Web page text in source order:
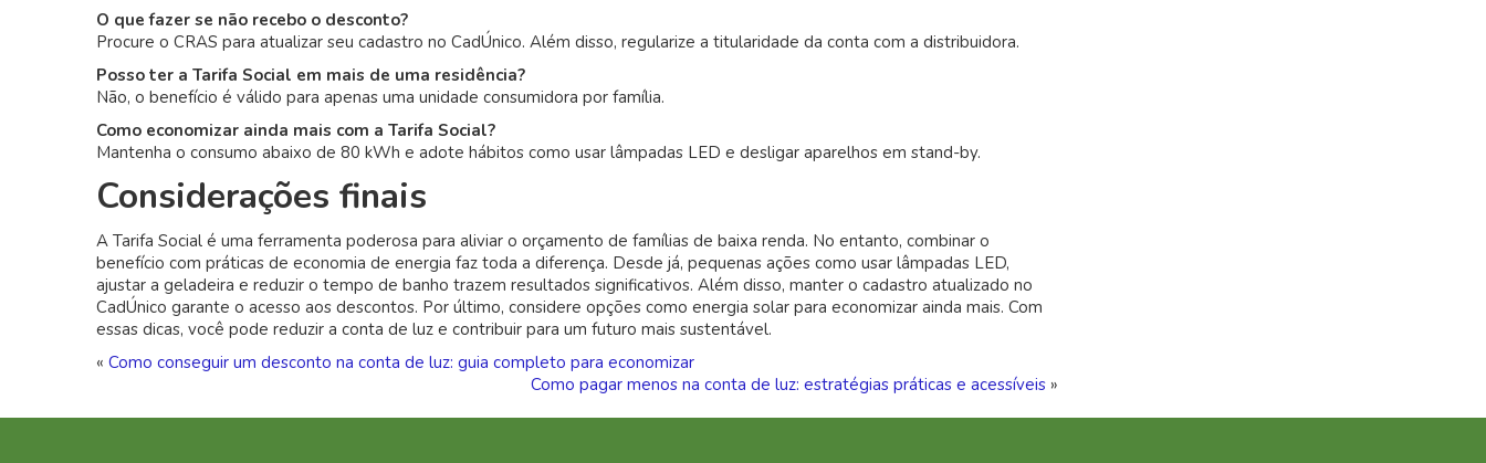
O que fazer se não recebo o desconto?
Procure o CRAS para atualizar seu cadastro no CadÚnico. Além disso, regularize a titularidade da conta com a distribuidora.
Posso ter a Tarifa Social em mais de uma residência?
Não, o benefício é válido para apenas uma unidade consumidora por família.
Como economizar ainda mais com a Tarifa Social?
Mantenha o consumo abaixo de 80 kWh e adote hábitos como usar lâmpadas LED e desligar aparelhos em stand-by.
Considerações finais
A Tarifa Social é uma ferramenta poderosa para aliviar o orçamento de famílias de baixa renda. No entanto, combinar o
benefício com práticas de economia de energia faz toda a diferença. Desde já, pequenas ações como usar lâmpadas LED,
ajustar a geladeira e reduzir o tempo de banho trazem resultados significativos. Além disso, manter o cadastro atualizado no
CadÚnico garante o acesso aos descontos. Por último, considere opções como energia solar para economizar ainda mais. Com
essas dicas, você pode reduzir a conta de luz e contribuir para um futuro mais sustentável.
« Como conseguir um desconto na conta de luz: guia completo para economizar
Como pagar menos na conta de luz: estratégias práticas e acessíveis »